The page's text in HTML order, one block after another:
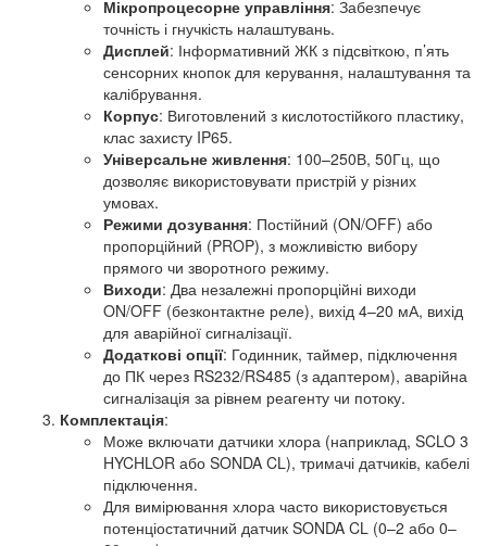
Мікропроцесорне управління: Забезпечує
точність і гнучкість налаштувань.
Дисплей: Інформативний ЖК з підсвіткою, п’ять
сенсорних кнопок для керування, налаштування та
калібрування.
Корпус: Виготовлений з кислотостійкого пластику,
клас захисту IP65.
Універсальне живлення: 100–250В, 50Гц, що
дозволяє використовувати пристрій у різних
умовах.
Режими дозування: Постійний (ON/OFF) або
пропорційний (PROP), з можливістю вибору
прямого чи зворотного режиму.
Виходи: Два незалежні пропорційні виходи
ON/OFF (безконтактне реле), вихід 4–20 мА, вихід
для аварійної сигналізації.
Додаткові опції: Годинник, таймер, підключення
до ПК через RS232/RS485 (з адаптером), аварійна
сигналізація за рівнем реагенту чи потоку.
Комплектація:
Може включати датчики хлора (наприклад, SCLO 3
HYCHLOR або SONDA CL), тримачі датчиків, кабелі
підключення.
Для вимірювання хлора часто використовується
потенціостатичний датчик SONDA CL (0–2 або 0–